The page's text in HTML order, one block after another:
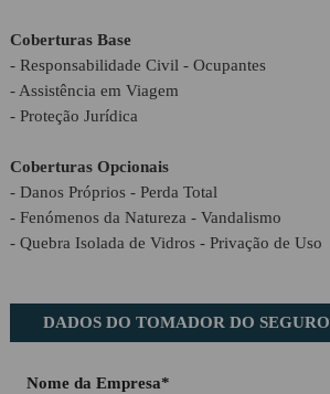
Proposta Contabilidade
Coberturas Base
- Responsabilidade Civil - Ocupantes
- Assistência em Viagem
- Proteção Jurídica
Coberturas Opcionais
- Danos Próprios - Perda Total
- Fenómenos da Natureza - Vandalismo
- Quebra Isolada de Vidros - Privação de Uso
DADOS DO TOMADOR DO SEGURO
Nome da Empresa*